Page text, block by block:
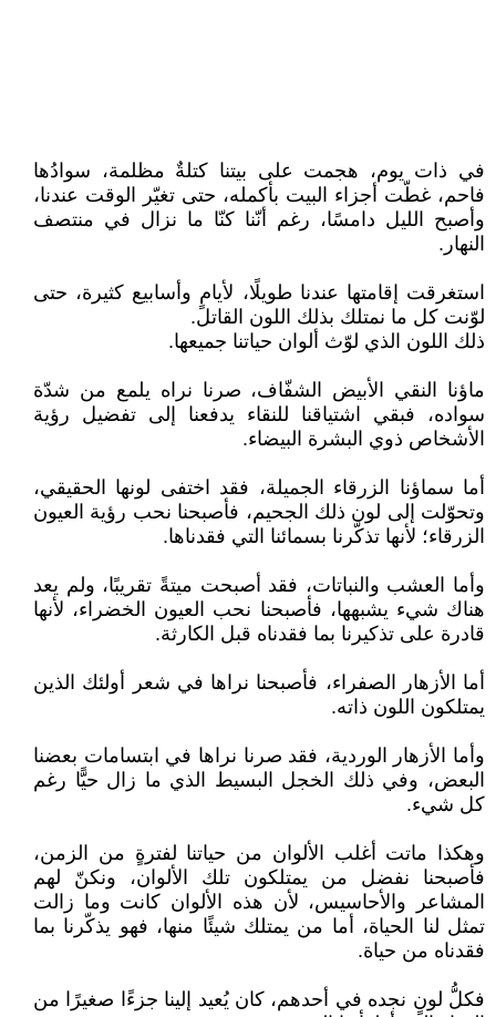
في ذات يوم، هجمت على بيتنا كتلةٌ مظلمة، سوادُها
فاحم، غطّت أجزاء البيت بأكمله، حتى تغيّر الوقت عندنا،
وأصبح الليل دامسًا، رغم أنّنا كنّا ما نزال في منتصف
النهار.
استغرقت إقامتها عندنا طويلًا، لأيامٍ وأسابيع كثيرة، حتى
لوّنت كل ما نمتلك بذلك اللون القاتل.
ذلك اللون الذي لوّث ألوان حياتنا جميعها.
ماؤنا النقي الأبيض الشفّاف، صرنا نراه يلمع من شدّة
سواده، فبقي اشتياقنا للنقاء يدفعنا إلى تفضيل رؤية
الأشخاص ذوي البشرة البيضاء.
أما سماؤنا الزرقاء الجميلة، فقد اختفى لونها الحقيقي،
وتحوّلت إلى لون ذلك الجحيم، فأصبحنا نحب رؤية العيون
الزرقاء؛ لأنها تذكّرنا بسمائنا التي فقدناها.
وأما العشب والنباتات، فقد أصبحت ميتةً تقريبًا، ولم يعد
هناك شيء يشبهها، فأصبحنا نحب العيون الخضراء، لأنها
قادرة على تذكيرنا بما فقدناه قبل الكارثة.
أما الأزهار الصفراء، فأصبحنا نراها في شعر أولئك الذين
يمتلكون اللون ذاته.
وأما الأزهار الوردية، فقد صرنا نراها في ابتسامات بعضنا
البعض، وفي ذلك الخجل البسيط الذي ما زال حيًّا رغم
كل شيء.
وهكذا ماتت أغلب الألوان من حياتنا لفترةٍ من الزمن،
فأصبحنا نفضل من يمتلكون تلك الألوان، ونكنّ لهم
المشاعر والأحاسيس، لأن هذه الألوان كانت وما زالت
تمثل لنا الحياة، أما من يمتلك شيئًا منها، فهو يذكّرنا بما
فقدناه من حياة.
فكلُّ لونٍ نجده في أحدهم، كان يُعيد إلينا جزءًا صغيرًا من